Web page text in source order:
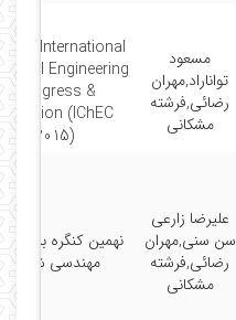
مسعود
تواناراد,مهران
رضائی,فرشته
مشکانی
9th International
Engineering
Congress &
(IChEC
2015)
علیرضا زارعی
سن سنی,مهران
رضائی,فرشته
مشکانی
نهمین کنگره بین
مهندسی شیمی